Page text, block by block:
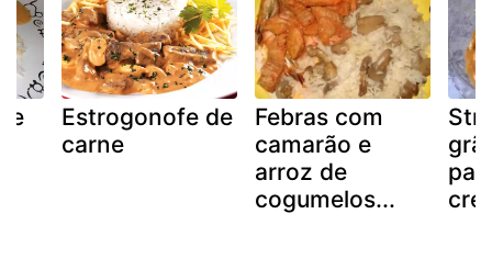
Estrogonofe de
carne
Febras com
camarão e
arroz de
cogumelos...
par